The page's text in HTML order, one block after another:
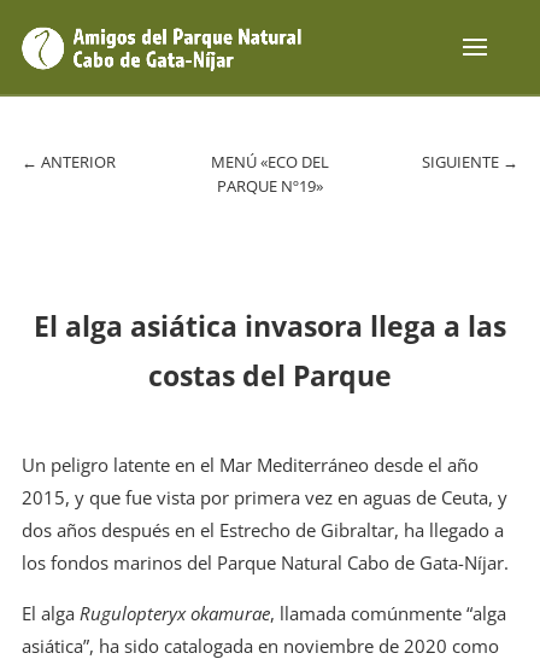
← ANTERIOR
MENÚ «ECO DEL
PARQUE Nº19»
SIGUIENTE →
El alga asiática invasora llega a las
costas del Parque
Un peligro latente en el Mar Mediterráneo desde el año
2015, y que fue vista por primera vez en aguas de Ceuta, y
dos años después en el Estrecho de Gibraltar, ha llegado a
los fondos marinos del Parque Natural Cabo de Gata-Níjar.
El alga Rugulopteryx okamurae, llamada comúnmente “alga
asiática”, ha sido catalogada en noviembre de 2020 como